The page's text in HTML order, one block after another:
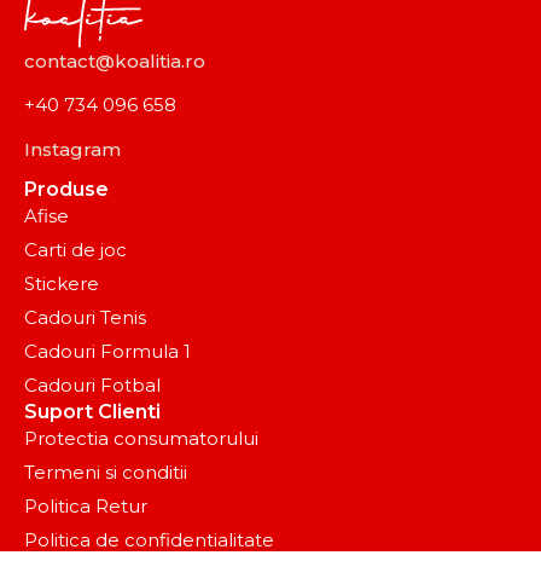
contact@koalitia.ro
+40 734 096 658
Instagram
Produse
Afise
Carti de joc
Stickere
Cadouri Tenis
Cadouri Formula 1
Cadouri Fotbal
Suport Clienti
Protectia consumatorului
Termeni si conditii
Politica Retur
Politica de confidentialitate